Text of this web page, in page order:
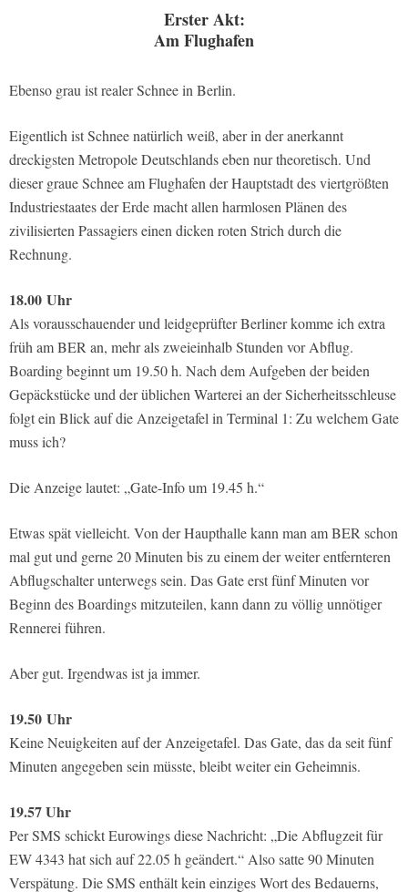
Erster Akt:
Am Flughafen
Ebenso grau ist realer Schnee in Berlin.
Eigentlich ist Schnee natürlich weiß, aber in der anerkannt
dreckigsten Metropole Deutschlands eben nur theoretisch. Und
dieser graue Schnee am Flughafen der Hauptstadt des viertgrößten
Industriestaates der Erde macht allen harmlosen Plänen des
zivilisierten Passagiers einen dicken roten Strich durch die
Rechnung.
18.00 Uhr
Als vorausschauender und leidgeprüfter Berliner komme ich extra
früh am BER an, mehr als zweieinhalb Stunden vor Abflug.
Boarding beginnt um 19.50 h. Nach dem Aufgeben der beiden
Gepäckstücke und der üblichen Warterei an der Sicherheitsschleuse
folgt ein Blick auf die Anzeigetafel in Terminal 1: Zu welchem Gate
muss ich?
Die Anzeige lautet: „Gate-Info um 19.45 h.“
Etwas spät vielleicht. Von der Haupthalle kann man am BER schon
mal gut und gerne 20 Minuten bis zu einem der weiter entfernteren
Abflugschalter unterwegs sein. Das Gate erst fünf Minuten vor
Beginn des Boardings mitzuteilen, kann dann zu völlig unnötiger
Rennerei führen.
Aber gut. Irgendwas ist ja immer.
19.50 Uhr
Keine Neuigkeiten auf der Anzeigetafel. Das Gate, das da seit fünf
Minuten angegeben sein müsste, bleibt weiter ein Geheimnis.
19.57 Uhr
Per SMS schickt Eurowings diese Nachricht: „Die Abflugzeit für
EW 4343 hat sich auf 22.05 h geändert.“ Also satte 90 Minuten
Verspätung. Die SMS enthält kein einziges Wort des Bedauerns,